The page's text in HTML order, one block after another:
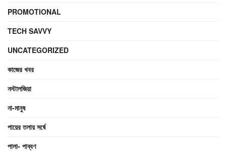
PROMOTIONAL
TECH SAVVY
UNCATEGORIZED
কাজের খবর
নস্টালজিয়া
না-মানুষ
পায়ের তলায় সর্ষে
পালা- পাব্বণ